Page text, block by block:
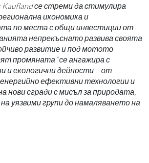
Kaufland се стреми да стимулира
икономика и
по места с общи инвестиции от
непрекъснато развива своята
развитие и под мотото
промяната“ се ангажира с
и екологични дейности – от
ефективни технологии и
нови сгради с мисъл за природата,
уязвими групи до намаляването на